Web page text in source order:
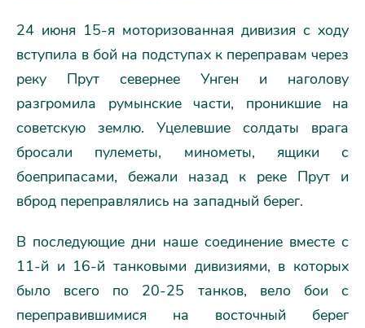
24 июня 15-я моторизованная дивизия с ходу
вступила в бой на подступах к переправам через
реку Прут севернее Унген и наголову
разгромила румынские части, проникшие на
советскую землю. Уцелевшие солдаты врага
бросали пулеметы, минометы, ящики с
боеприпасами, бежали назад к реке Прут и
вброд переправлялись на западный берег.
В последующие дни наше соединение вместе с
11-й и 16-й танковыми дивизиями, в которых
было всего по 20-25 танков, вело бои с
переправившимися на восточный берег